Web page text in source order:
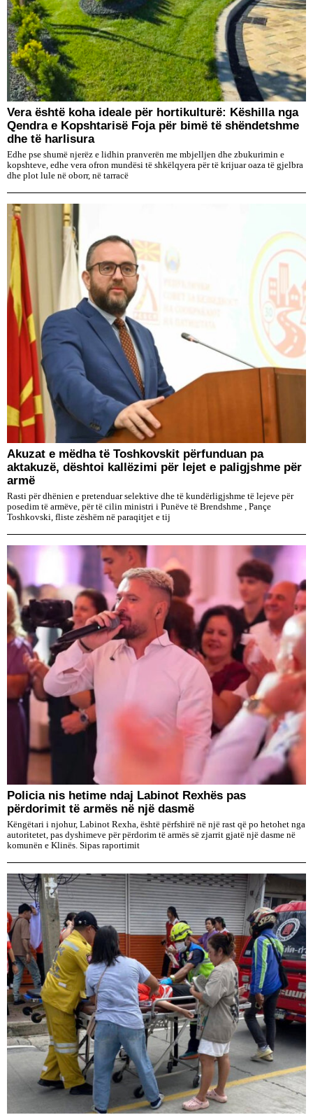
Vera është koha ideale për hortikulturë: Këshilla nga
Qendra e Kopshtarisë Foja për bimë të shëndetshme
dhe të harlisura
Edhe pse shumë njerëz e lidhin pranverën me mbjelljen dhe zbukurimin e
kopshteve, edhe vera ofron mundësi të shkëlqyera për të krijuar oaza të gjelbra
dhe plot lule në oborr, në tarracë
Akuzat e mëdha të Toshkovskit përfunduan pa
aktakuzë, dështoi kallëzimi për lejet e paligjshme për
armë
Rasti për dhënien e pretenduar selektive dhe të kundërligjshme të lejeve për
posedim të armëve, për të cilin ministri i Punëve të Brendshme , Pançe
Toshkovski, fliste zëshëm në paraqitjet e tij
Policia nis hetime ndaj Labinot Rexhës pas
përdorimit të armës në një dasmë
Këngëtari i njohur, Labinot Rexha, është përfshirë në një rast që po hetohet nga
autoritetet, pas dyshimeve për përdorim të armës së zjarrit gjatë një dasme në
komunën e Klinës. Sipas raportimit